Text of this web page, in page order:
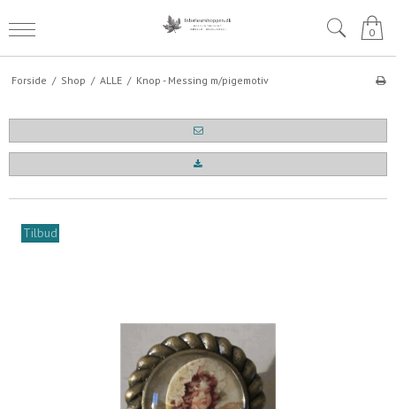
0
Forside / Shop / ALLE / Knop - Messing m/pigemotiv
Tilbud